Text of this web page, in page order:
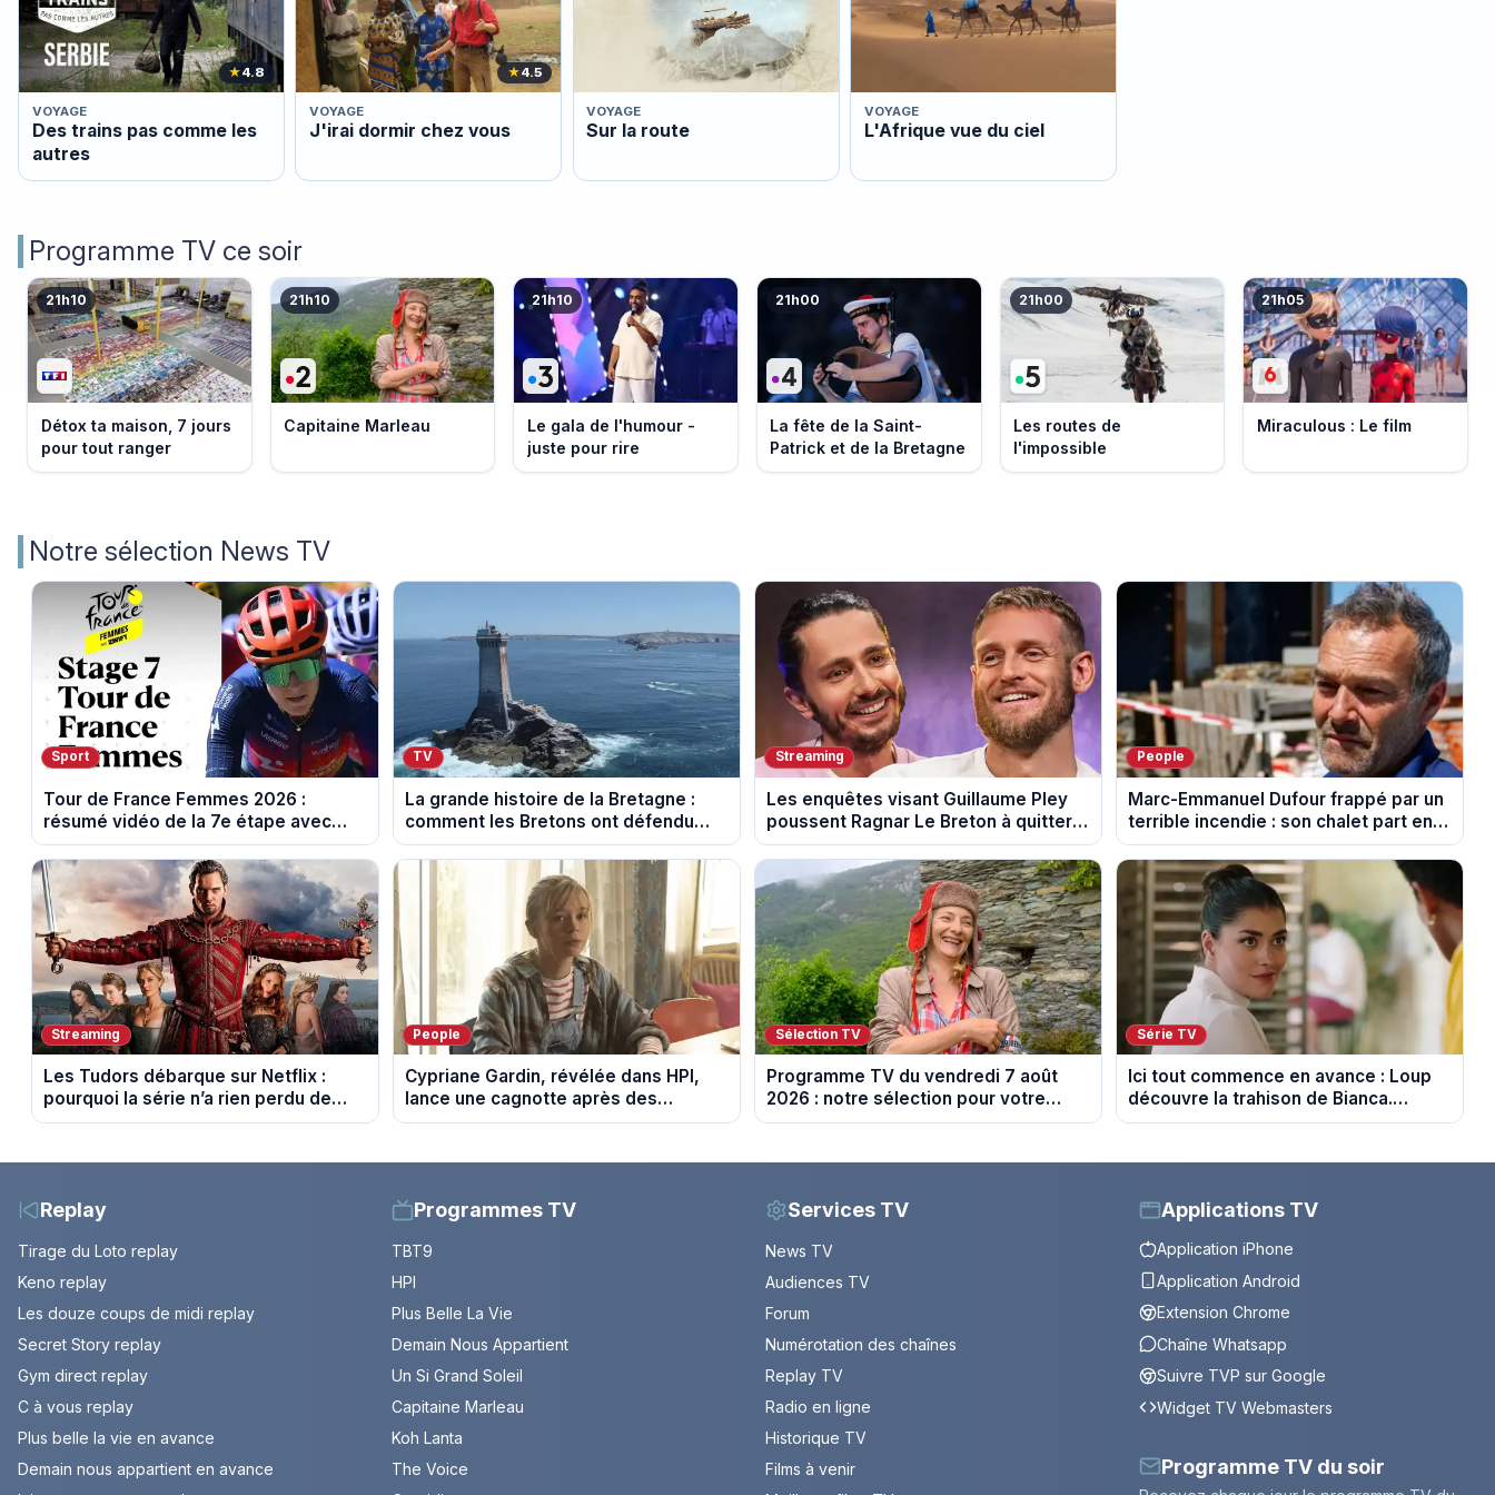
★4.8
VOYAGE
Des trains pas comme les
autres
★4.5
VOYAGE
J'irai dormir chez vous
VOYAGE
Sur la route
VOYAGE
L'Afrique vue du ciel
Programme TV ce soir
21h10
Détox ta maison, 7 jours
pour tout ranger
21h10
Capitaine Marleau
21h10
Le gala de l'humour -
juste pour rire
21h00
La fête de la Saint-
Patrick et de la Bretagne
21h00
Les routes de
l'impossible
21h05
Miraculous : Le film
Notre sélection News TV
Sport
Tour de France Femmes 2026 :
résumé vidéo de la 7e étape avec
l'ascension du Mont Ventoux
TV
La grande histoire de la Bretagne :
comment les Bretons ont défendu
leur culture au fil des décennies
Streaming
Les enquêtes visant Guillaume Pley
poussent Ragnar Le Breton à quitter
la tournée Legend
People
Marc-Emmanuel Dufour frappé par un
terrible incendie : son chalet part en
fumée
Streaming
Les Tudors débarque sur Netflix :
pourquoi la série n’a rien perdu de
son pouvoir
People
Cypriane Gardin, révélée dans HPI,
lance une cagnotte après des
difficultés financières
Sélection TV
Programme TV du vendredi 7 août
2026 : notre sélection pour votre
soirée télé
Série TV
Ici tout commence en avance : Loup
découvre la trahison de Bianca.
Episode du 10 août 2026 (spoiler)
Replay
Tirage du Loto replay
Keno replay
Les douze coups de midi replay
Secret Story replay
Gym direct replay
C à vous replay
Plus belle la vie en avance
Demain nous appartient en avance
Programmes TV
TBT9
HPI
Plus Belle La Vie
Demain Nous Appartient
Un Si Grand Soleil
Capitaine Marleau
Koh Lanta
The Voice
Services TV
News TV
Audiences TV
Forum
Numérotation des chaînes
Replay TV
Radio en ligne
Historique TV
Films à venir
Applications TV
Application iPhone
Application Android
Extension Chrome
Chaîne Whatsapp
Suivre TVP sur Google
Widget TV Webmasters
Programme TV du soir